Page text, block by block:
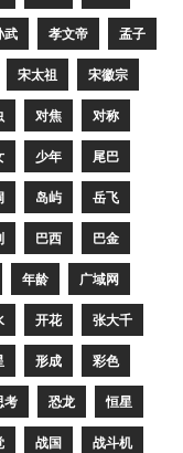
武 孝文帝 孟子
宋太祖 宋徽宗
对焦 对称
少年 尾巴
岛屿 岳飞
巴西 巴金
年龄 广域网
开花 张大千
形成 彩色
考 恐龙 恒星
战国 战斗机